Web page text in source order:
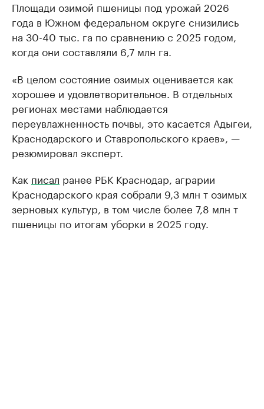
Площади озимой пшеницы под урожай 2026
года в Южном федеральном округе снизились
на 30-40 тыс. га по сравнению с 2025 годом,
когда они составляли 6,7 млн га.
«В целом состояние озимых оценивается как
хорошее и удовлетворительное. В отдельных
регионах местами наблюдается
переувлажненность почвы, это касается Адыгеи,
Краснодарского и Ставропольского краев», —
резюмировал эксперт.
Как писал ранее РБК Краснодар, аграрии
Краснодарского края собрали 9,3 млн т озимых
зерновых культур, в том числе более 7,8 млн т
пшеницы по итогам уборки в 2025 году.